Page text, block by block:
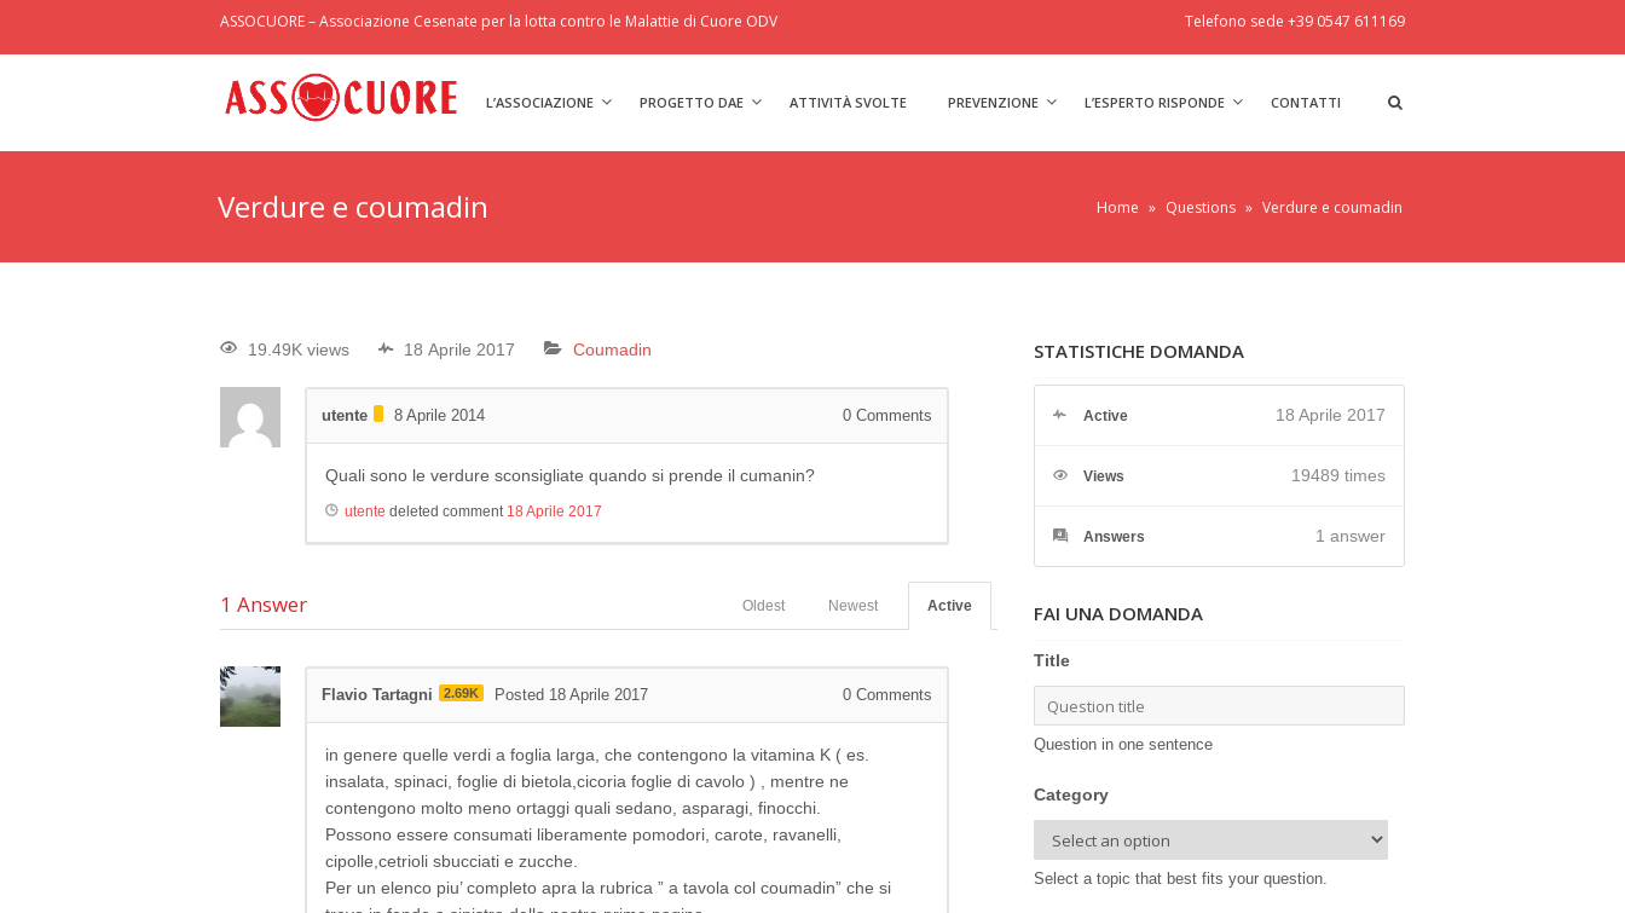
ASSOCUORE – Associazione Cesenate per la lotta contro le Malattie di Cuore ODV Telefono sede +39 0547 611169
L’ASSOCIAZIONE PROGETTO DAE ATTIVITÀ SVOLTE PREVENZIONE L’ESPERTO RISPONDE CONTATTI
Verdure e coumadin Home » Questions » Verdure e coumadin
19.49K views 18 Aprile 2017 Coumadin
utente 8 Aprile 2014 0 Comments
Quali sono le verdure sconsigliate quando si prende il cumanin?
utente deleted comment 18 Aprile 2017
1 Answer Active
Newest
Oldest
Flavio Tartagni 2.69K Posted 18 Aprile 2017 0 Comments
in genere quelle verdi a foglia larga, che contengono la vitamina K ( es.
insalata, spinaci, foglie di bietola,cicoria foglie di cavolo ) , mentre ne
contengono molto meno ortaggi quali sedano, asparagi, finocchi.
Possono essere consumati liberamente pomodori, carote, ravanelli,
cipolle,cetrioli sbucciati e zucche.
Per un elenco piu’ completo apra la rubrica ” a tavola col coumadin” che si
STATISTICHE DOMANDA
Active 18 Aprile 2017
Views 19489 times
Answers 1 answer
FAI UNA DOMANDA
Title
Question in one sentence
Category
Select a topic that best fits your question.